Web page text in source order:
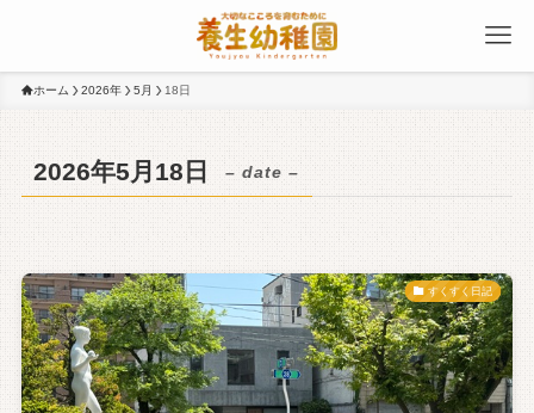
ホーム 2026年 5月 18日
2026年5月18日 – date –
すくすく日記